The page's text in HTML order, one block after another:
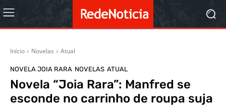
Início Novelas Atual
NOVELA JOIA RARA NOVELAS ATUAL
Novela “Joia Rara”: Manfred se
esconde no carrinho de roupa suja